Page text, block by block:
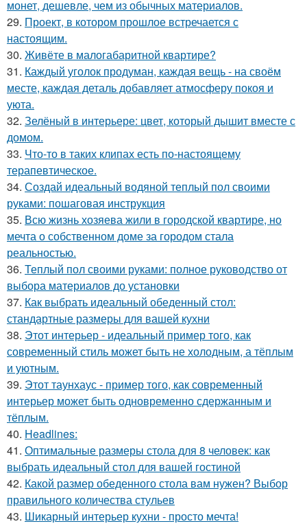
монет, дешевле, чем из обычных материалов.
29. Проект, в котором прошлое встречается с
настоящим.
30. Живёте в малогабаритной квартире?
31. Каждый уголок продуман, каждая вещь - на своём
месте, каждая деталь добавляет атмосферу покоя и
уюта.
32. Зелёный в интерьере: цвет, который дышит вместе с
домом.
33. Что-то в таких клипах есть по-настоящему
терапевтическое.
34. Создай идеальный водяной теплый пол своими
руками: пошаговая инструкция
35. Всю жизнь хозяева жили в городской квартире, но
мечта о собственном доме за городом стала
реальностью.
36. Теплый пол своими руками: полное руководство от
выбора материалов до установки
37. Как выбрать идеальный обеденный стол:
стандартные размеры для вашей кухни
38. Этот интерьер - идеальный пример того, как
современный стиль может быть не холодным, а тёплым
и уютным.
39. Этот таунхаус - пример того, как современный
интерьер может быть одновременно сдержанным и
тёплым.
40. Headlines:
41. Оптимальные размеры стола для 8 человек: как
выбрать идеальный стол для вашей гостиной
42. Какой размер обеденного стола вам нужен? Выбор
правильного количества стульев
43. Шикарный интерьер кухни - просто мечта!